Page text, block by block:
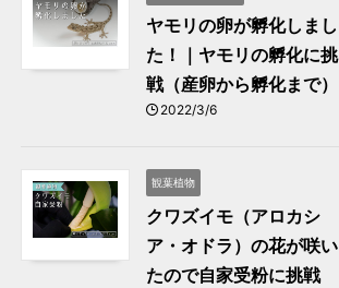
ヤモリの卵が孵化しまし
た！｜ヤモリの孵化に挑
戦（産卵から孵化まで）
2022/3/6
観葉植物
クワズイモ（アロカシ
ア・オドラ）の花が咲い
たので自家受粉に挑戦